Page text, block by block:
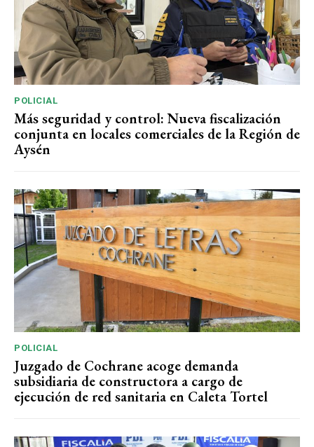
POLICIAL
Más seguridad y control: Nueva fiscalización
conjunta en locales comerciales de la Región de
Aysén
POLICIAL
Juzgado de Cochrane acoge demanda
subsidiaria de constructora a cargo de
ejecución de red sanitaria en Caleta Tortel